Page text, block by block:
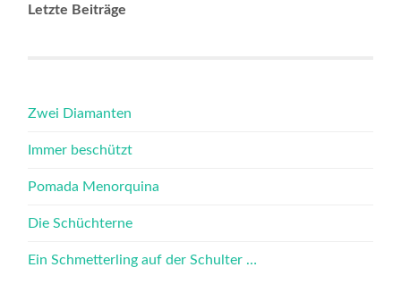
Letzte Beiträge
Zwei Diamanten
Immer beschützt
Pomada Menorquina
Die Schüchterne
Ein Schmetterling auf der Schulter …